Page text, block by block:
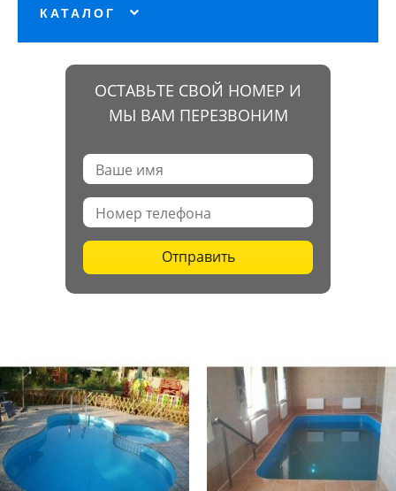
КАТАЛОГ
ОСТАВЬТЕ СВОЙ НОМЕР И
МЫ ВАМ ПЕРЕЗВОНИМ
Отправить